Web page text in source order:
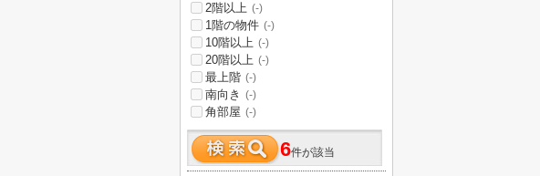
2階以上 (-)
1階の物件 (-)
10階以上 (-)
20階以上 (-)
最上階 (-)
南向き (-)
角部屋 (-)
6件が該当